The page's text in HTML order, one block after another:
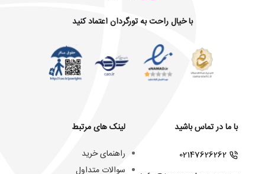
با خیال راحت به تورگردان اعتماد کنید
با ما در تماس باشید
02147626262
لینک های مرتبط
راهنمای خرید
سوالات متداول